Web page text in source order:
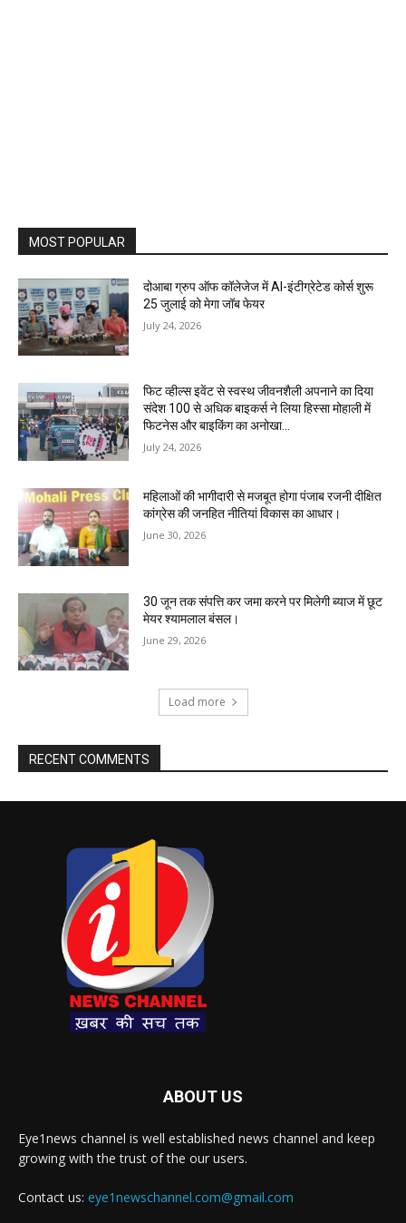
MOST POPULAR
दोआबा ग्रुप ऑफ कॉलेजेज में AI-इंटीग्रेटेड कोर्स शुरू
25 जुलाई को मेगा जॉब फेयर
July 24, 2026
फिट व्हील्स इवेंट से स्वस्थ जीवनशैली अपनाने का दिया
संदेश 100 से अधिक बाइकर्स ने लिया हिस्सा मोहाली में
फिटनेस और बाइकिंग का अनोखा...
July 24, 2026
महिलाओं की भागीदारी से मजबूत होगा पंजाब रजनी दीक्षित
कांग्रेस की जनहित नीतियां विकास का आधार।
June 30, 2026
30 जून तक संपत्ति कर जमा करने पर मिलेगी ब्याज में छूट
मेयर श्यामलाल बंसल।
June 29, 2026
Load more
RECENT COMMENTS
ABOUT US
Eye1news channel is well established news channel and keep
growing with the trust of the our users.
Contact us: eye1newschannel.com@gmail.com